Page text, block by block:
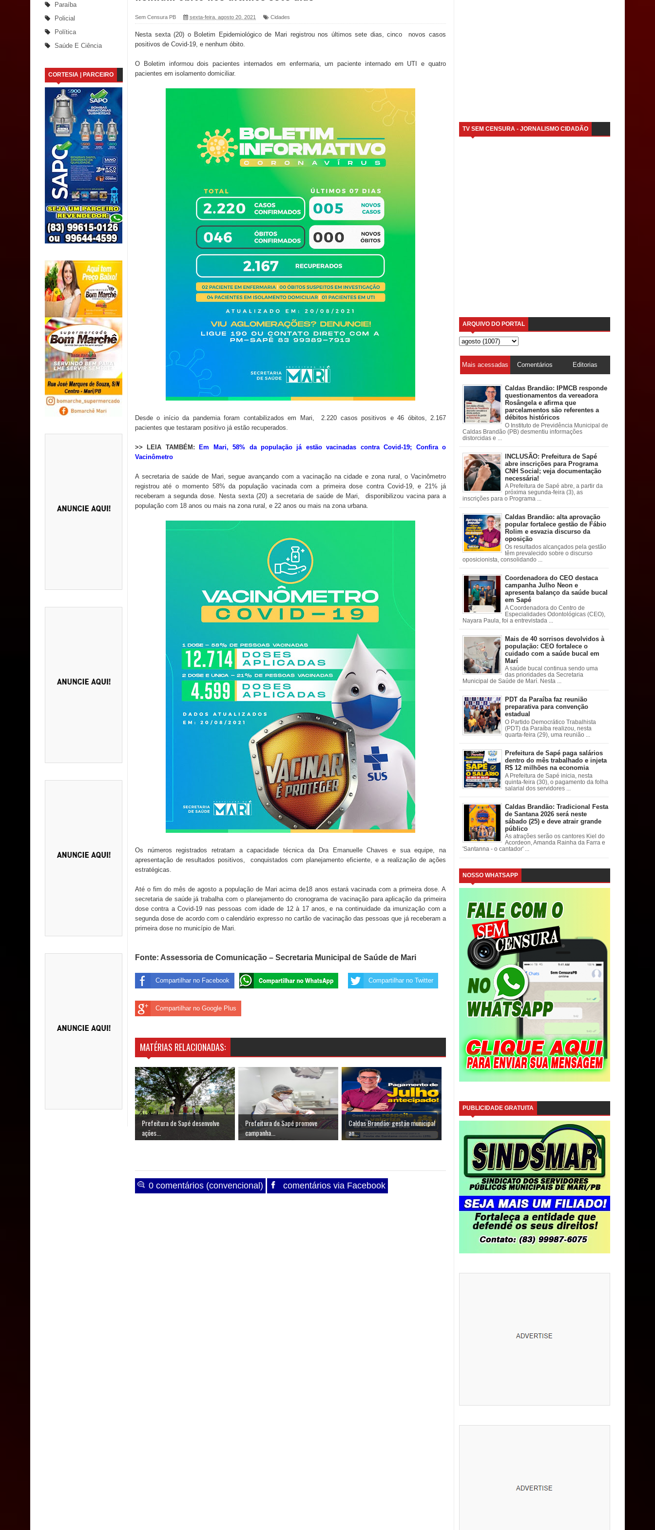
Saúde Bucal: Mais de 470 próteses dentárias já foram entregues pela Prefeitura de Sapé em 2026
Nota de pesar: Câmara de Marí lamenta a morte da ex-vereadora Neta do Sindicato
Prefeito Major Sidnei busca em Brasília recursos para nova Casa de Acolhida e CRAS de Sapé
Denise Ribeiro toma posse no Diretório Nacional do PDT durante Convenção em Brasília
Dois Gigantes da Poesia Paraibana inspiram a IV FEIRA LITERÁRIA DO BREJO em Guarabira
Vereador Davyd Matias reúne cerca de 200 lideranças em apoio à pré-candidatura de Denise Ribeiro à
Assembleia Legislativa
Mari marca presença no maior evento de saúde pública do planeta com foco na qualificação dos serviços do
SUS
MULUNGU: Servidora revela Perseguição na Gestão de Daniella Ribeiro e prática repudiável revolta
população
Caldas Brandão: IPMCB responde questionamentos da vereadora Rosângela e afirma que parcelamentos
são referentes a débitos históricos
Paraíba
Policial
Política
Saúde E Ciência
CORTESIA | PARCEIRO
Sem Censura PB sexta-feira, agosto 20, 2021 Cidades
Nesta sexta (20) o Boletim Epidemiológico de Mari registrou nos últimos sete dias, cinco novos casos
positivos de Covid-19, e nenhum óbito.
O Boletim informou dois pacientes internados em enfermaria, um paciente internado em UTI e quatro
pacientes em isolamento domiciliar.
Desde o início da pandemia foram contabilizados em Mari, 2.220 casos positivos e 46 óbitos, 2.167
pacientes que testaram positivo já estão recuperados.
>> LEIA TAMBÉM:Em Mari, 58% da população já estão vacinadas contra Covid-19; Confira o
Vacinômetro
A secretaria de saúde de Mari, segue avançando com a vacinação na cidade e zona rural, o Vacinômetro
registrou até o momento 58% da população vacinada com a primeira dose contra Covid-19, e 21% já
receberam a segunda dose. Nesta sexta (20) a secretaria de saúde de Mari, disponibilizou vacina para a
população com 18 anos ou mais na zona rural, e 22 anos ou mais na zona urbana.
Os números registrados retratam a capacidade técnica da Dra Emanuelle Chaves e sua equipe, na
apresentação de resultados positivos, conquistados com planejamento eficiente, e a realização de ações
estratégicas.
Até o fim do mês de agosto a população de Mari acima de18 anos estará vacinada com a primeira dose. A
secretaria de saúde já trabalha com o planejamento do cronograma de vacinação para aplicação da primeira
dose contra a Covid-19 nas pessoas com idade de 12 à 17 anos, e na continuidade da imunização com a
segunda dose de acordo com o calendário expresso no cartão de vacinação das pessoas que já receberam a
primeira dose no município de Mari.
Fonte: Assessoria de Comunicação – Secretaria Municipal de Saúde de Mari
Compartilhar no Facebook Compartilhar no Twitter
Compartilhar no Google Plus
MATÉRIAS RELACIONADAS:
Prefeitura de Sapé desenvolve
ações...
Prefeitura de Sapé promove
campanha...
Caldas Brandão: gestão municipal
an...
0 comentários (convencional) comentários via Facebook
TV SEM CENSURA - JORNALISMO CIDADÃO
ARQUIVO DO PORTAL
Mais acessadas Comentários Editorias
Caldas Brandão: IPMCB responde
questionamentos da vereadora
Rosângela e afirma que
parcelamentos são referentes a
débitos históricos
O Instituto de Previdência Municipal de
Caldas Brandão (PB) desmentiu informações
distorcidas e ...
INCLUSÃO: Prefeitura de Sapé
abre inscrições para Programa
CNH Social; veja documentação
necessária!
A Prefeitura de Sapé abre, a partir da
próxima segunda-feira (3), as
inscrições para o Programa ...
Caldas Brandão: alta aprovação
popular fortalece gestão de Fábio
Rolim e esvazia discurso da
oposição
Os resultados alcançados pela gestão
têm prevalecido sobre o discurso
oposicionista, consolidando ...
Coordenadora do CEO destaca
campanha Julho Neon e
apresenta balanço da saúde bucal
em Sapé
A Coordenadora do Centro de
Especialidades Odontológicas (CEO),
Nayara Paula, foi a entrevistada ...
Mais de 40 sorrisos devolvidos à
população: CEO fortalece o
cuidado com a saúde bucal em
Marí
A saúde bucal continua sendo uma
das prioridades da Secretaria
Municipal de Saúde de Marí. Nesta ...
PDT da Paraíba faz reunião
preparativa para convenção
estadual
O Partido Democrático Trabalhista
(PDT) da Paraíba realizou, nesta
quarta-feira (29), uma reunião ...
Prefeitura de Sapé paga salários
dentro do mês trabalhado e injeta
R$ 12 milhões na economia
A Prefeitura de Sapé inicia, nesta
quinta-feira (30), o pagamento da folha
salarial dos servidores ...
Caldas Brandão: Tradicional Festa
de Santana 2026 será neste
sábado (25) e deve atrair grande
público
As atrações serão os cantores Kiel do
Acordeon, Amanda Rainha da Farra e
'Santanna - o cantador' ...
NOSSO WHATSAPP
PUBLICIDADE GRATUITA